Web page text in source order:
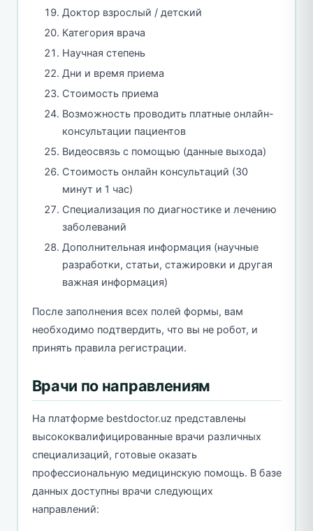
Доктор взрослый / детский
Категория врача
Научная степень
Дни и время приема
Стоимость приема
Возможность проводить платные онлайн-
консультации пациентов
Видеосвязь с помощью (данные выхода)
Стоимость онлайн консультаций (30
минут и 1 час)
Специализация по диагностике и лечению
заболеваний
Дополнительная информация (научные
разработки, статьи, стажировки и другая
важная информация)
После заполнения всех полей формы, вам
необходимо подтвердить, что вы не робот, и
принять правила регистрации.
Врачи по направлениям
На платформе bestdoctor.uz представлены
высококвалифицированные врачи различных
специализаций, готовые оказать
профессиональную медицинскую помощь. В базе
данных доступны врачи следующих
направлений: